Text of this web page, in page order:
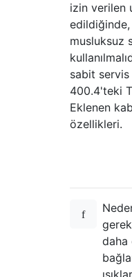
izin verilen
musluksuz
sabit servis
400.4'teki
Eklenen
özellikleri.
daha